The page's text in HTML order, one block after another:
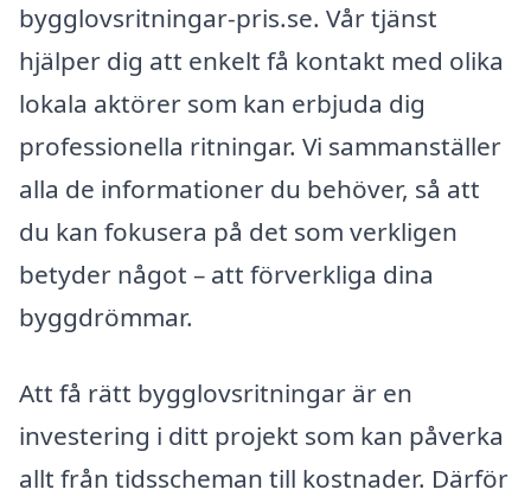
bygglovsritningar-pris.se. Vår tjänst
hjälper dig att enkelt få kontakt med olika
lokala aktörer som kan erbjuda dig
professionella ritningar. Vi sammanställer
alla de informationer du behöver, så att
du kan fokusera på det som verkligen
betyder något – att förverkliga dina
byggdrömmar.
Att få rätt bygglovsritningar är en
investering i ditt projekt som kan påverka
allt från tidsscheman till kostnader. Därför